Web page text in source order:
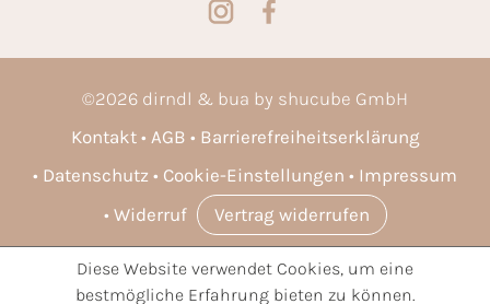
©2026 dirndl & bua by shucube GmbH
Kontakt
AGB
Barrierefreiheitserklärung
Datenschutz
Cookie-Einstellungen
Impressum
Widerruf
Vertrag widerrufen
* Alle Preise inkl. gesetzl. Mehrwertsteuer zzgl.Versandkosten
und ggf. Nachnahmegebühren, wenn nicht anders angegeben.
Diese Website verwendet Cookies, um eine
bestmögliche Erfahrung bieten zu können.